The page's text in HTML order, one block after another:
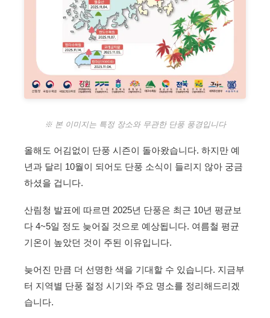
※ 본 이미지는 특정 장소와 무관한 단풍 풍경입니다
올해도 어김없이 단풍 시즌이 돌아왔습니다. 하지만 예
년과 달리 10월이 되어도 단풍 소식이 들리지 않아 궁금
하셨을 겁니다.
산림청 발표에 따르면 2025년 단풍은 최근 10년 평균보
다 4~5일 정도 늦어질 것으로 예상됩니다. 여름철 평균
기온이 높았던 것이 주된 이유입니다.
늦어진 만큼 더 선명한 색을 기대할 수 있습니다. 지금부
터 지역별 단풍 절정 시기와 주요 명소를 정리해드리겠
습니다.